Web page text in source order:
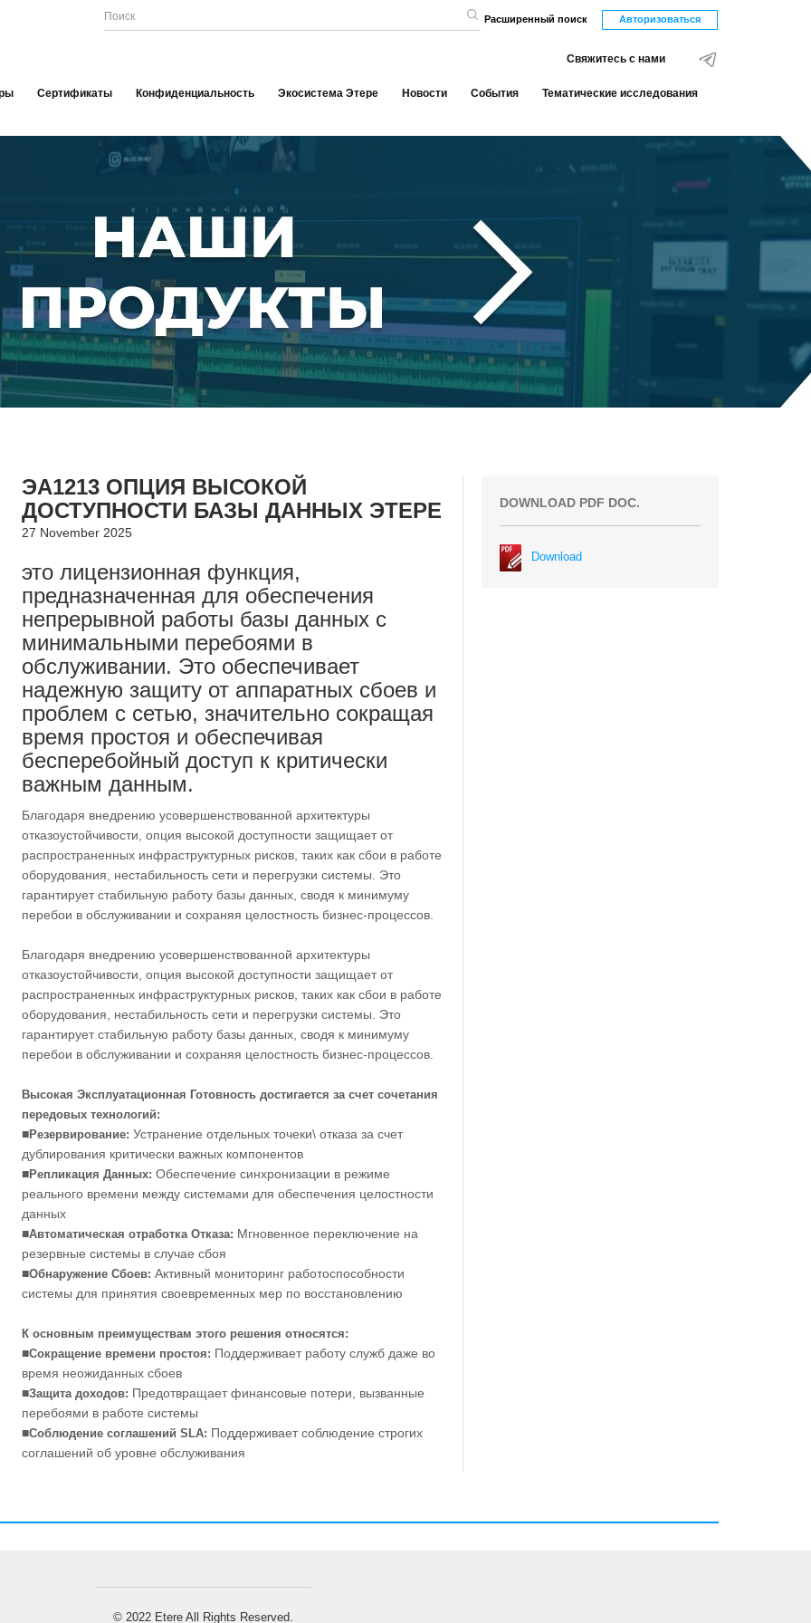
Расширенный поиск Авторизоваться
Свяжитесь с нами
Сертификаты Конфиденциальность Экосистема Этере Новости События Тематические исследования
ЭA1213 ОПЦИЯ ВЫСОКОЙ
ДОСТУПНОСТИ БАЗЫ ДАННЫХ ЭТЕРЕ
27 November 2025
это лицензионная функция,
предназначенная для обеспечения
непрерывной работы базы данных с
минимальными перебоями в
обслуживании. Это обеспечивает
надежную защиту от аппаратных сбоев и
проблем с сетью, значительно сокращая
время простоя и обеспечивая
бесперебойный доступ к критически
важным данным.
Благодаря внедрению усовершенствованной архитектуры
отказоустойчивости, опция высокой доступности защищает от
распространенных инфраструктурных рисков, таких как сбои в работе
оборудования, нестабильность сети и перегрузки системы. Это
гарантирует стабильную работу базы данных, сводя к минимуму
перебои в обслуживании и сохраняя целостность бизнес-процессов.
Благодаря внедрению усовершенствованной архитектуры
отказоустойчивости, опция высокой доступности защищает от
распространенных инфраструктурных рисков, таких как сбои в работе
оборудования, нестабильность сети и перегрузки системы. Это
гарантирует стабильную работу базы данных, сводя к минимуму
перебои в обслуживании и сохраняя целостность бизнес-процессов.
Высокая Эксплуатационная Готовность достигается за счет сочетания
передовых технологий:
■Резервирование: Устранение отдельных точеки\ отказа за счет
дублирования критически важных компонентов
■Репликация Данных: Обеспечение синхронизации в режиме
реального времени между системами для обеспечения целостности
данных
■Автоматическая отработка Отказа: Мгновенное переключение на
резервные системы в случае сбоя
■Обнаружение Сбоев: Активный мониторинг работоспособности
системы для принятия своевременных мер по восстановлению
К основным преимуществам этого решения относятся:
■Сокращение времени простоя: Поддерживает работу служб даже во
время неожиданных сбоев
■Защита доходов: Предотвращает финансовые потери, вызванные
перебоями в работе системы
■Соблюдение соглашений SLA: Поддерживает соблюдение строгих
соглашений об уровне обслуживания
DOWNLOAD PDF DOC.
Download
© 2022 Etere All Rights Reserved.